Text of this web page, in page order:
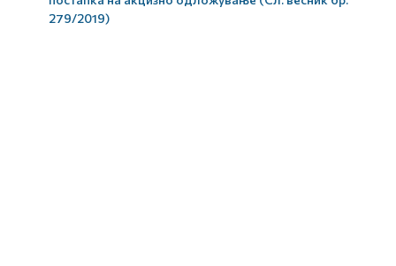
279/2019)